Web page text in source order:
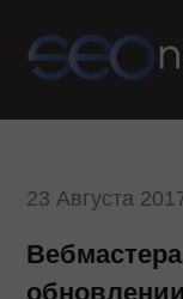
23 Августа